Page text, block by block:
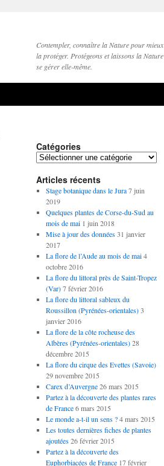
Contempler, connaître la Nature pour mieux
la protéger. Protégeons et laissons la Nature
se gérer elle-même.
Catégories
Catégories
Articles récents
Stage botanique dans le Jura 7 juin
2019
Quelques plantes de Corse-du-Sud au
mois de mai 1 juin 2018
Mise à jour des données 31 janvier
2017
La flore de l’Aude au mois de mai 4
octobre 2016
La flore du littoral près de Saint-Tropez
(Var) 7 février 2016
La flore du littoral sableux du
Roussillon (Pyrénées-orientales) 3
janvier 2016
La flore de la côte rocheuse des
Albères (Pyrénées-orientales) 28
décembre 2015
La flore du cirque des Evettes (Savoie)
29 novembre 2015
Carex d’Auvergne 26 mars 2015
Partez à la découverte des plantes rares
de France 6 mars 2015
Le monde a-t-il un sens ? 4 mars 2015
Les toutes dernières fiches de plantes
ajoutées 26 février 2015
Partez à la découverte des
Euphorbiacées de France 17 février